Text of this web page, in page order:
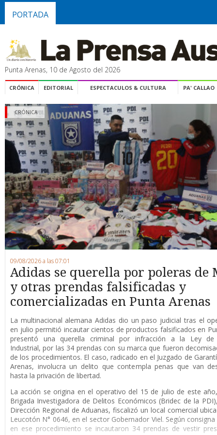
PORTADA
Punta Arenas, 10 de Agosto del 2026
CRÓNICA EDITORIAL ESPECTACULOS & CULTURA PA' CALLAO
CRÓNICA
09/08/2026 a las 07:01
Adidas se querella por poleras de
y otras prendas falsificadas y
comercializadas en Punta Arenas
La multinacional alemana Adidas dio un paso judicial tras el
en julio permitió incautar cientos de productos falsificados en
presentó una querella criminal por infracción a la Ley de
Industrial, por las 34 prendas con su marca que fueron
de los procedimientos. El caso, radicado en el Juzgado de
Arenas, involucra un delito que contempla penas que van
hasta la privación de libertad.
La acción se origina en el operativo del 15 de julio de este
Brigada Investigadora de Delitos Económicos (Bridec de la
Dirección Regional de Aduanas, fiscalizó un local comercial
Leucotón N° 0646, en el sector Gobernador Viel. Según
en ese procedimiento se incautaron 34 prendas de vestir